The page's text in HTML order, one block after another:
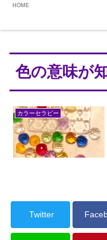
色の意味が
カラーセラピー
Twitter
HOME